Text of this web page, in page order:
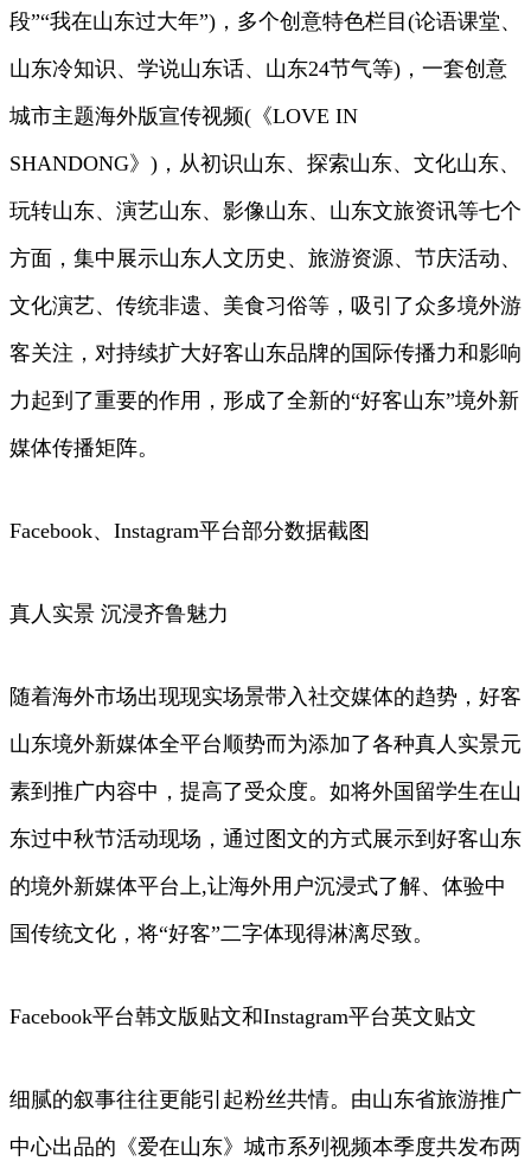
段”“我在山东过大年”)，多个创意特色栏目(论语课堂、
山东冷知识、学说山东话、山东24节气等)，一套创意
城市主题海外版宣传视频(《LOVE IN
SHANDONG》)，从初识山东、探索山东、文化山东、
玩转山东、演艺山东、影像山东、山东文旅资讯等七个
方面，集中展示山东人文历史、旅游资源、节庆活动、
文化演艺、传统非遗、美食习俗等，吸引了众多境外游
客关注，对持续扩大好客山东品牌的国际传播力和影响
力起到了重要的作用，形成了全新的“好客山东”境外新
媒体传播矩阵。
Facebook、Instagram平台部分数据截图
真人实景 沉浸齐鲁魅力
随着海外市场出现现实场景带入社交媒体的趋势，好客
山东境外新媒体全平台顺势而为添加了各种真人实景元
素到推广内容中，提高了受众度。如将外国留学生在山
东过中秋节活动现场，通过图文的方式展示到好客山东
的境外新媒体平台上,让海外用户沉浸式了解、体验中
国传统文化，将“好客”二字体现得淋漓尽致。
Facebook平台韩文版贴文和Instagram平台英文贴文
细腻的叙事往往更能引起粉丝共情。由山东省旅游推广
中心出品的《爱在山东》城市系列视频本季度共发布两